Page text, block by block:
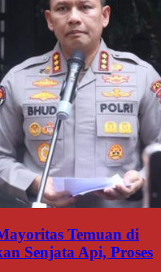
Temuan di
Senjata Api, Proses